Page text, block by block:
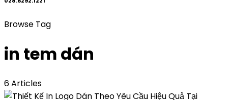
Browse Tag
in tem dán
6 Articles